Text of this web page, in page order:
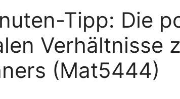
Tipp: Die
Verhältnisse
(Mat5444)